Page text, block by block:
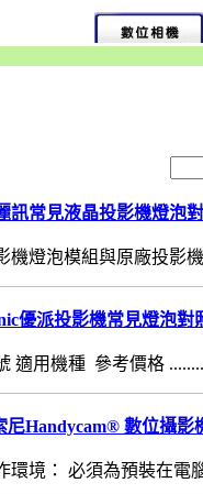
訊常見液晶投影機燈泡
機燈泡模組與原廠投影
優派投影機常見燈泡對
適用機種 參考價格 ........
尼Handycam® 數位攝影
環境： 必須為預裝在電